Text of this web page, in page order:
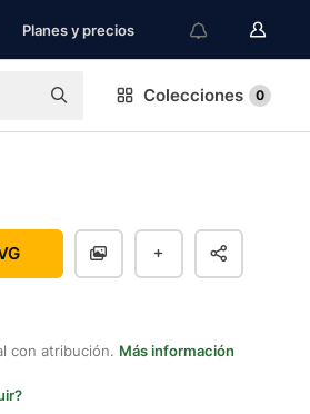
Planes y precios
Colecciones 0
con atribución. Más información